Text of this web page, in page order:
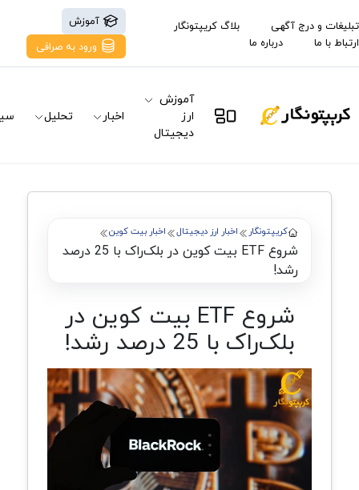
تبلیغات و درج آگهی
بلاگ کریپتونگار
ارتباط با ما
درباره ما
آموزش
ورود به صرافی
آموزش
ارز
دیجیتال
اخبار تحلیل
کریپتونگار اخبار ارز دیجیتال اخبار بیت کوین
شروع ETF بیت کوین در بلک‌راک با 25 درصد
رشد!
شروع ETF بیت کوین در
بلک‌راک با 25 درصد رشد!